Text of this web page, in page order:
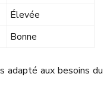
Élevée
Bonne
adapté aux besoins du